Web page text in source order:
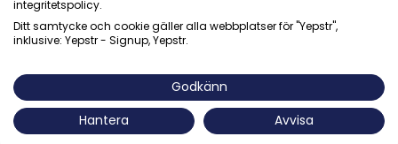
Johanneshov
integritetspolicy.
Ditt samtycke och cookie gäller alla webbplatser för "Yepstr",
inklusive: Yepstr - Signup, Yepstr.
Godkänn
Hantera
Avvisa